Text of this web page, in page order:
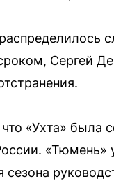
Сергей
«Ухта» была
«Тюмень»
сезона